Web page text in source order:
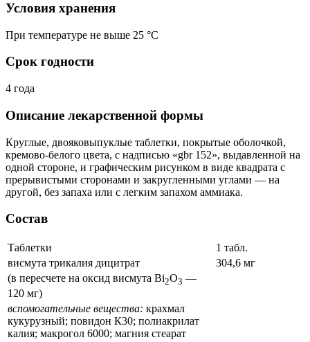
Условия хранения
При температуре не выше 25 °C
Срок годности
4 года
Описание лекарственной формы
Круглые, двояковыпуклые таблетки, покрытые оболочкой,
кремово-белого цвета, с надписью «gbr 152», выдавленной на
одной стороне, и графическим рисунком в виде квадрата с
прерывистыми сторонами и закругленными углами — на
другой, без запаха или с легким запахом аммиака.
Состав
Таблетки
1 табл.
висмута трикалия дицитрат
304,6 мг
(в пересчете на оксид висмута Вi2О3 —
120 мг)
вспомогательные вещества: крахмал
кукурузный; повидон К30; полиакрилат
калия; макрогол 6000; магния стеарат